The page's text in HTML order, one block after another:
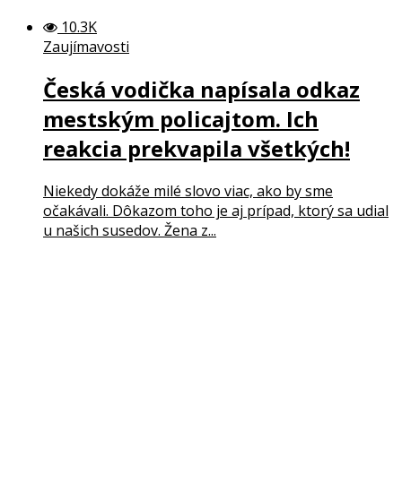
10.3K
Zaujímavosti
Česká vodička napísala odkaz
mestským policajtom. Ich
reakcia prekvapila všetkých!
Niekedy dokáže milé slovo viac, ako by sme
očakávali. Dôkazom toho je aj prípad, ktorý sa udial
u našich susedov. Žena z...